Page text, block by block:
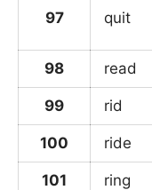
97 quit
98 read
99 rid
100 ride
101 ring